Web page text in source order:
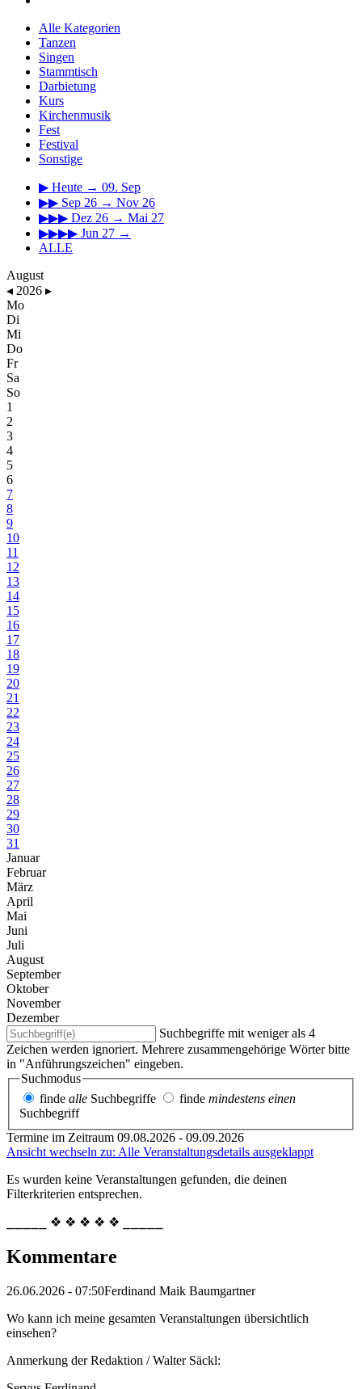
Alle Kategorien
Tanzen
Singen
Stammtisch
Darbietung
Kurs
Kirchenmusik
Fest
Festival
Sonstige
▶ Heute → 09. Sep
▶▶ Sep 26 → Nov 26
▶▶▶ Dez 26 → Mai 27
▶▶▶▶ Jun 27 →
ALLE
August
◂ 2026 ▸
Mo
Di
Mi
Do
Fr
Sa
So
1
2
3
4
5
6
7
8
9
10
11
12
13
14
15
16
17
18
19
20
21
22
23
24
25
26
27
28
29
30
31
Januar
Februar
März
April
Mai
Juni
Juli
August
September
Oktober
November
Dezember
Suchbegriffe mit weniger als 4
Zeichen werden ignoriert. Mehrere zusammengehörige Wörter bitte
in "Anführungszeichen" eingeben.
Suchmodus
finde alle Suchbegriffe finde mindestens einen
Suchbegriff
Termine im Zeitraum 09.08.2026 - 09.09.2026
Ansicht wechseln zu: Alle Veranstaltungsdetails ausgeklappt
Es wurden keine Veranstaltungen gefunden, die deinen
Filterkriterien entsprechen.
⎯⎯⎯⎯⎯ ❖ ❖ ❖ ❖ ❖ ⎯⎯⎯⎯⎯
Kommentare
26.06.2026 - 07:50Ferdinand Maik Baumgartner
Wo kann ich meine gesamten Veranstaltungen übersichtlich
einsehen?
Anmerkung der Redaktion /Walter Säckl: